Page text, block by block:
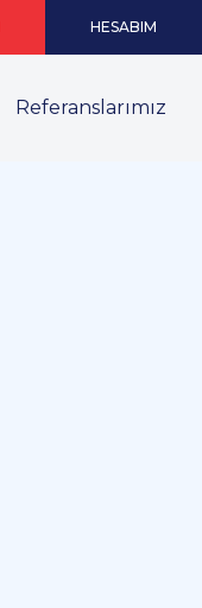
HESABIM
Referanslarımız